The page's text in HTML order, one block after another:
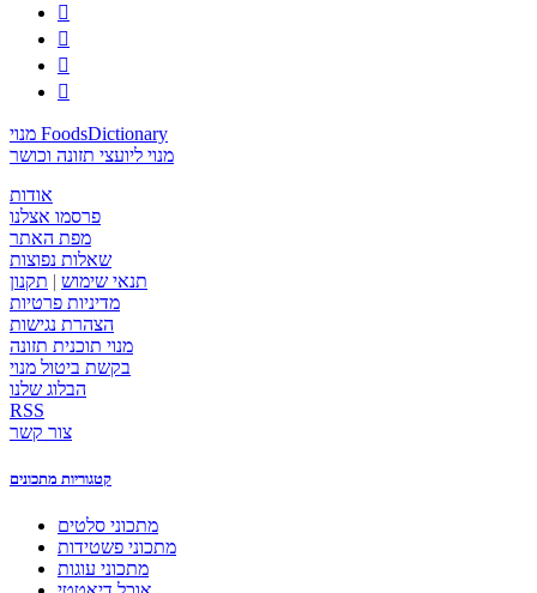




מנוי FoodsDictionary
מנוי ליועצי תזונה וכושר
אודות
פרסמו אצלנו
מפת האתר
שאלות נפוצות
תנאי שימוש | תקנון
מדיניות פרטיות
הצהרת נגישות
מנוי תוכנית תזונה
בקשת ביטול מנוי
הבלוג שלנו
RSS
צור קשר
קטגוריות מתכונים
מתכוני סלטים
מתכוני פשטידות
מתכוני עוגות